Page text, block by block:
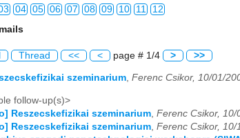
04 05 06 07 08 09 10 11 12
04 06 07 08 12
Thread << < page # 1/4 > >>
szeminarium, Ferenc Csikor, 10/01/
follow-up(s)>
Reszecskefizikai szeminarium, Ferenc Csikor, 10/
Reszecskefizikai szeminarium, Ferenc Csikor, 10/